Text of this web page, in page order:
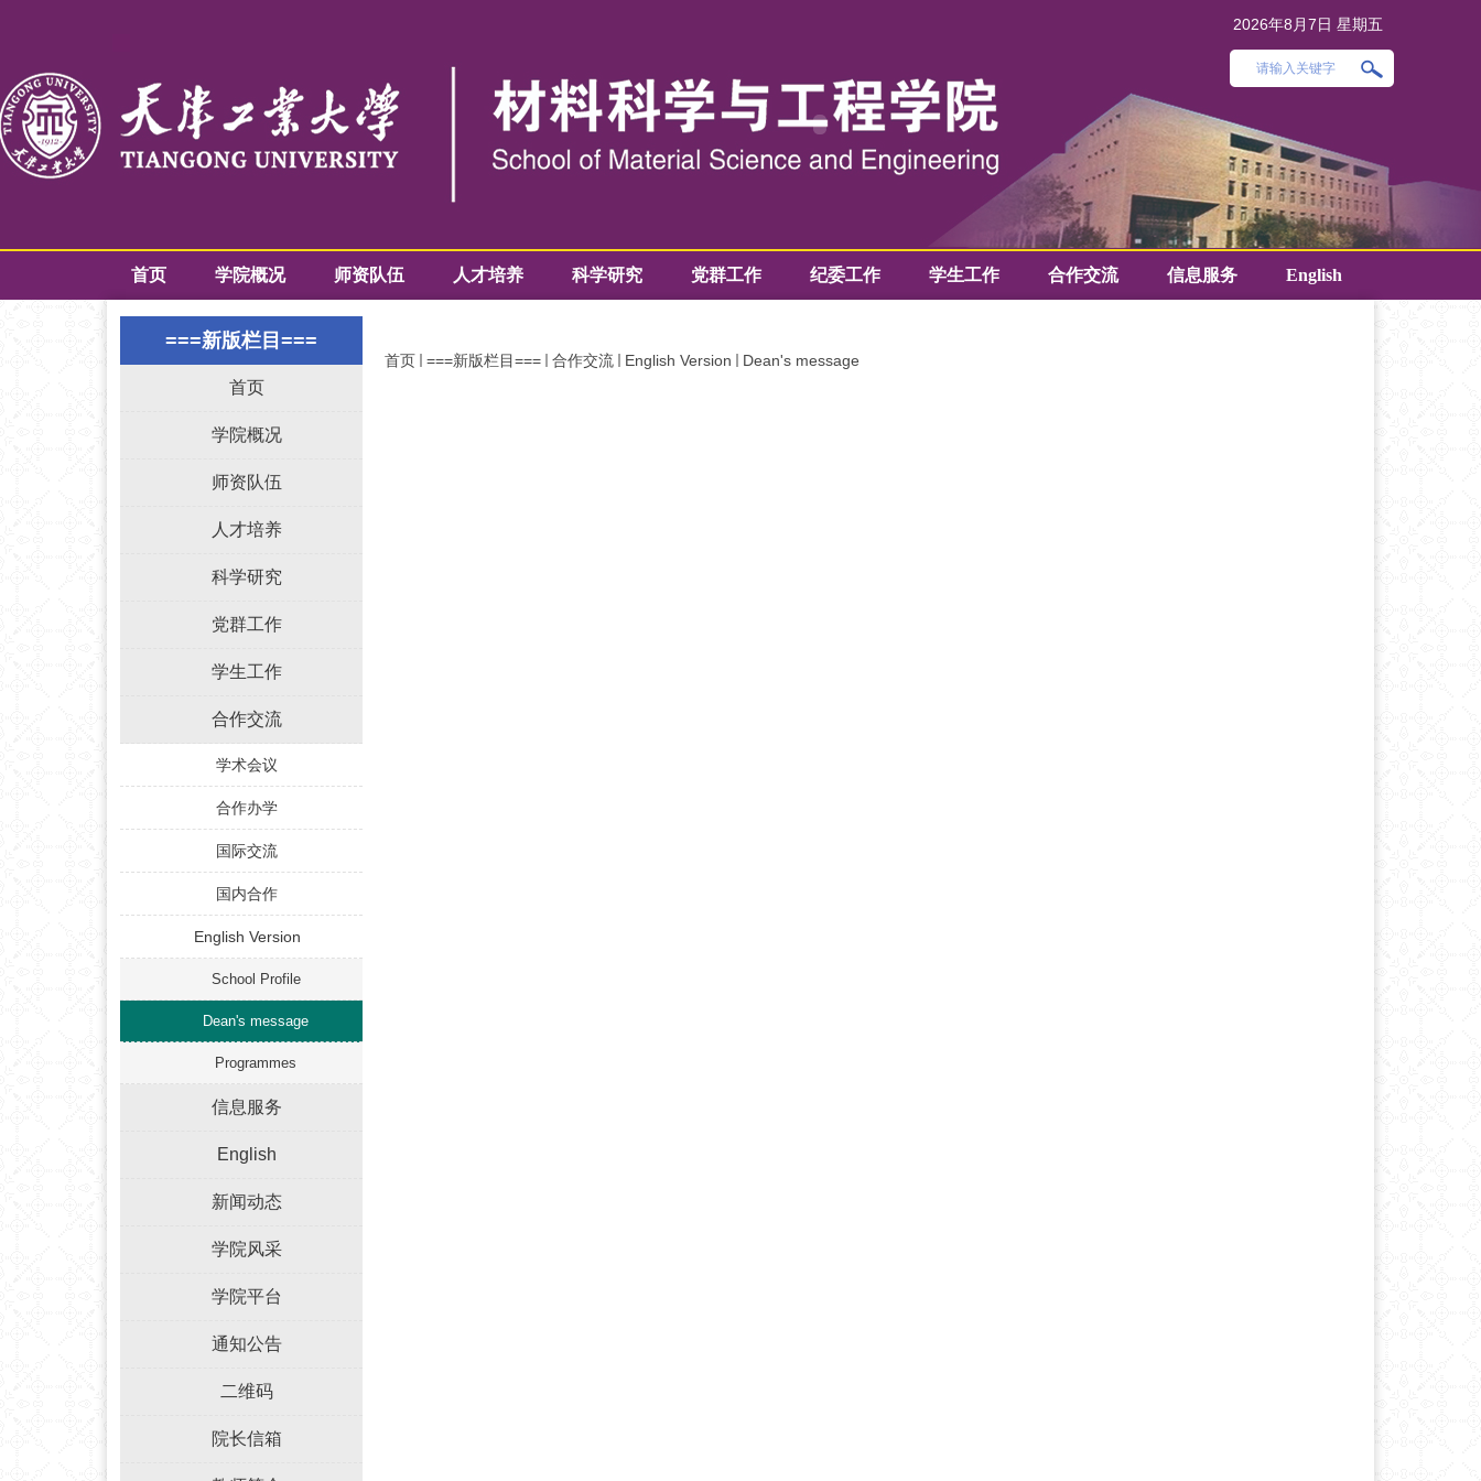
2026年8月7日 星期五
首页 学院概况 师资队伍 人才培养 科学研究 党群工作 纪委工作 学生工作 合作交流 信息服务 English
===新版栏目===
首页
学院概况
师资队伍
人才培养
科学研究
党群工作
学生工作
合作交流
学术会议
合作办学
国际交流
国内合作
English Version
School Profile
Dean's message
Programmes
信息服务
English
新闻动态
学院风采
学院平台
通知公告
二维码
院长信箱
首页 ===新版栏目=== 合作交流 English Version Dean's message